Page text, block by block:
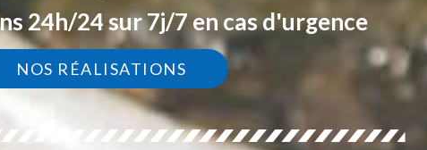
24h/24 sur 7j/7 en cas d'urgence
NOS RÉALISATIONS